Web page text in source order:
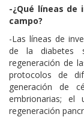
-¿Qué líneas de
campo?
-Las líneas de
de la diabetes
regeneración de
protocolos de
generación de
embrionarias; el
regeneración